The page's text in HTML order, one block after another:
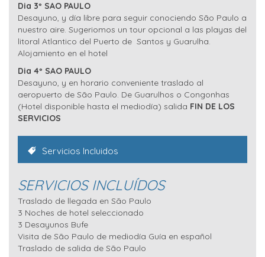
Dia 3º SAO PAULO
Desayuno, y día libre para seguir conociendo São Paulo a
nuestro aire. Sugeriomos un tour opcional a las playas del
litoral Atlantico del Puerto de Santos y Guarulha.
Alojamiento en el hotel
Dia 4º SAO PAULO
Desayuno, y en horario conveniente traslado al
aeropuerto de São Paulo. De Guarulhos o Congonhas
(Hotel disponible hasta el mediodía) salida FIN DE LOS
SERVICIOS
Servicios Incluidos
SERVICIOS INCLUÍDOS
Traslado de llegada en São Paulo
3 Noches de hotel seleccionado
3 Desayunos Bufe
Visita de São Paulo de mediodía Guía en español
Traslado de salida de São Paulo